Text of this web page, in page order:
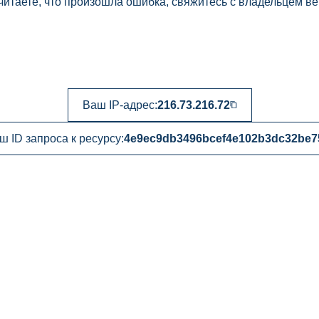
Ваш IP-адрес:216.73.216.72
ID запроса к ресурсу: